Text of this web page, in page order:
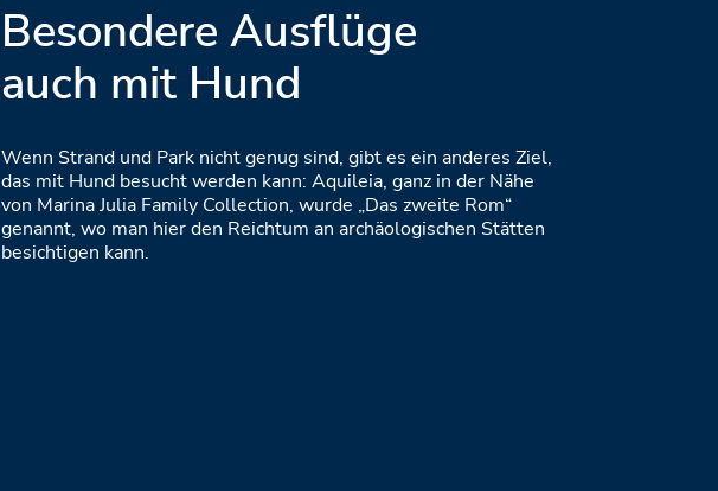
Besondere Ausflüge
auch mit Hund
Wenn Strand und Park nicht genug sind, gibt es ein anderes Ziel,
das mit Hund besucht werden kann: Aquileia, ganz in der Nähe
von Marina Julia Family Collection, wurde „Das zweite Rom“
genannt, wo man hier den Reichtum an archäologischen Stätten
besichtigen kann.